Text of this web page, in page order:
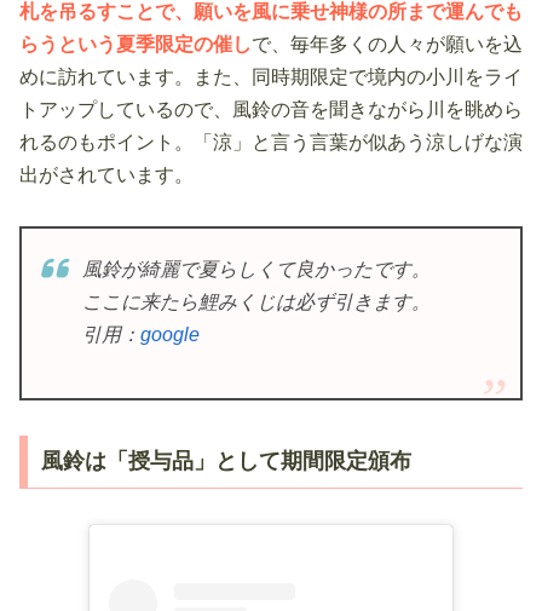
札を吊るすことで、願いを風に乗せ神様の所まで運んでも
らうという夏季限定の催しで、毎年多くの人々が願いを込
めに訪れています。また、同時期限定で境内の小川をライ
トアップしているので、風鈴の音を聞きながら川を眺めら
れるのもポイント。「涼」と言う言葉が似あう涼しげな演
出がされています。
風鈴が綺麗で夏らしくて良かったです。
ここに来たら鯉みくじは必ず引きます。
引用： google
風鈴は「授与品」として期間限定頒布